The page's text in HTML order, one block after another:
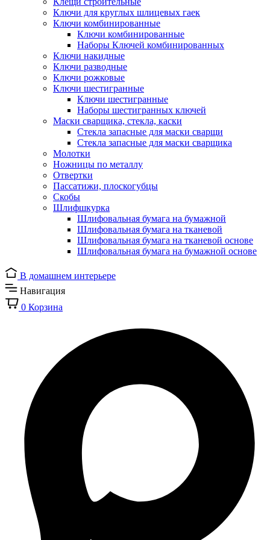
Ключи для круглых шлицевых гаек
Ключи комбинированные
Ключи комбинированные
Наборы Ключей комбинированных
Ключи накидные
Ключи разводные
Ключи рожковые
Ключи шестигранные
Ключи шестигранные
Наборы шестигранных ключей
Маски сварщика, стекла, каски
Стекла запасные для маски сварщи
Стекла запасные для маски сварщика
Молотки
Ножницы по металлу
Отвертки
Пассатижи, плоскогубцы
Скобы
Шлифшкурка
Шлифовальная бумага на бумажной
Шлифовальная бумага на тканевой
Шлифовальная бумага на тканевой основе
Шлифовальная бумага на бумажной основе
В домашнем интерьере
Навигация
0 Корзина